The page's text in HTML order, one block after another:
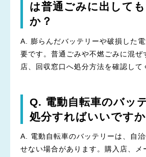
は普通ごみに出して
か？
A. 膨らんだバッテリーや破損した
要です。普通ごみや不燃ごみに混ぜ
店、回収窓口へ処分方法を確認して
Q. 電動自転車のバッ
処分すればいいですか
A. 電動自転車のバッテリーは、自
せない場合があります。購入店、メ